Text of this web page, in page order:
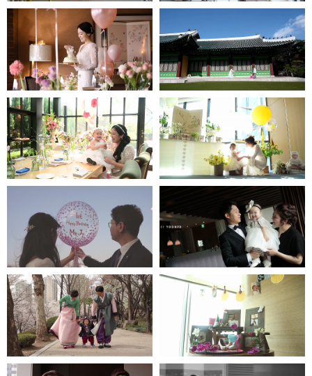
롯데호텔 도림-
인스타1분영상
신라호텔 - 인스타1분영상
JW메리어트호텔 -
인스타1분영상
그랜드인터컨티넨탈호텔-
인스타1분영상
한강오엔 - 인스타 1분영상 엘타워
더다이닝호스 워커힐-모에기